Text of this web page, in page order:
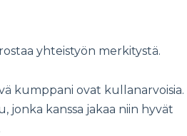
yhteistyön merkitystä.
kumppani ovat kullanarvoisia.
jonka kanssa jakaa niin hyvät